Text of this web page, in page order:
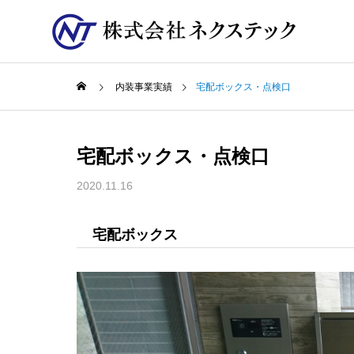
内装事業実績 宅配ボックス・点検口
宅配ボックス・点検口
2020.11.16
宅配ボックス